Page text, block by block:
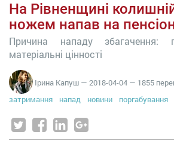
На Рівненщині
ножем напав на
Причина нападу збагачення:
матеріальні цінності
Ірина Капуш — 2018-04-04 — 1855
затримання
напад новини поргабування